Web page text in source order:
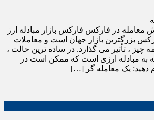
در فارکس فارکس بازار مبادله ارز
بزرگترین بازار جهان است و معاملات
چیز ، تأثیر می گذارد. در ساده ترین حالت ،
به مبادله ارزی است که ممکن است در
دهید: یک معامله گر […]